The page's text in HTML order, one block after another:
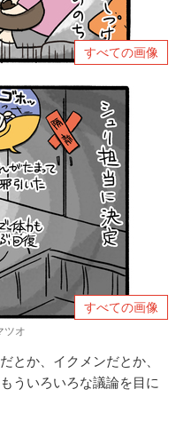
すべての画像
すべての画像
ツオ
とか、イクメンだとか、
ういろいろな議論を目に